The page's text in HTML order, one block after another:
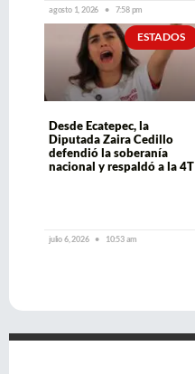
agosto 1, 2026 7:58 pm
ESTADOS
Desde Ecatepec, la
Diputada Zaira Cedillo
defendió la soberanía
nacional y respaldó a la 4T
julio 6, 2026 10:53 am